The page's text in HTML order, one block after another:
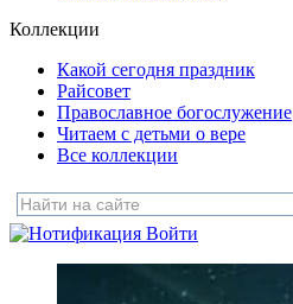
Коллекции
Какой сегодня праздник
Райсовет
Православное богослужение
Читаем с детьми о вере
Все коллекции
Войти